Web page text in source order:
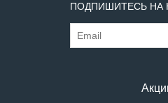
ПОДПИШИТЕСЬ НА